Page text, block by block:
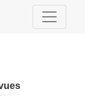
Revues